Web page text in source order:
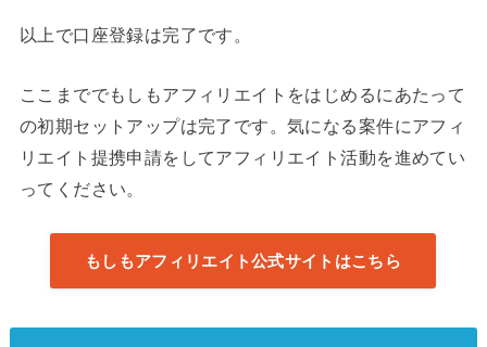
以上で口座登録は完了です。
ここまででもしもアフィリエイトをはじめるにあたって
の初期セットアップは完了です。気になる案件にアフィ
リエイト提携申請をしてアフィリエイト活動を進めてい
ってください。
もしもアフィリエイト公式サイトはこちら